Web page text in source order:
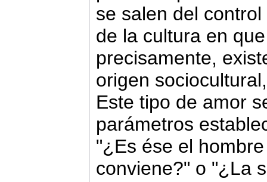
se salen del
de la cultura en
precisamente,
origen
Este tipo de amor
parámetros
"¿Es ése el
conviene?" o "¿La